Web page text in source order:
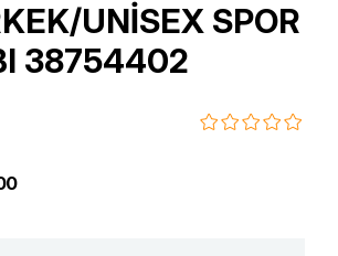
UNİSEX SPOR
38754402